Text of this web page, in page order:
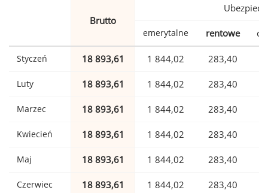
Brutto
emerytalne rentowe
Styczeń 18 893,61 1 844,02 283,40
Luty 18 893,61 1 844,02 283,40
Marzec 18 893,61 1 844,02 283,40
Kwiecień 18 893,61 1 844,02 283,40
Maj 18 893,61 1 844,02 283,40
Czerwiec 18 893,61 1 844,02 283,40